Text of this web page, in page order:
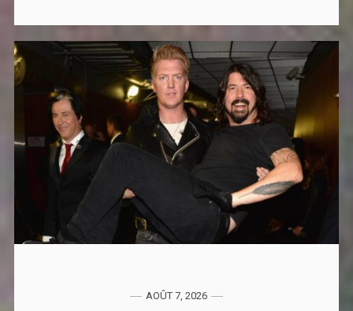
AOÛT 7, 2026